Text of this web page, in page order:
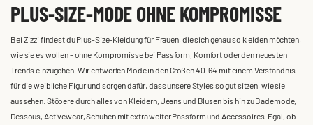
PLUS-SIZE-MODE OHNE KOMPROMISSE
Bei Zizzi findest du Plus-Size-Kleidung für Frauen, die sich genau so kleiden möchten,
wie sie es wollen – ohne Kompromisse bei Passform, Komfort oder den neuesten
Trends einzugehen. Wir entwerfen Mode in den Größen 40-64 mit einem Verständnis
für die weibliche Figur und sorgen dafür, dass unsere Styles so gut sitzen, wie sie
aussehen. Stöbere durch alles von Kleidern, Jeans und Blusen bis hin zu Bademode,
Dessous, Activewear, Schuhen mit extra weiter Passform und Accessoires. Egal, ob